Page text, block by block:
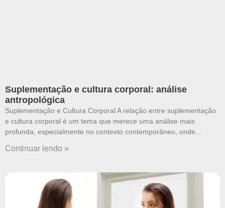
Suplementação e cultura corporal: análise
antropológica
Suplementação e Cultura Corporal A relação entre suplementação
e cultura corporal é um tema que merece uma análise mais
profunda, especialmente no contexto contemporâneo, onde
Continuar lendo »